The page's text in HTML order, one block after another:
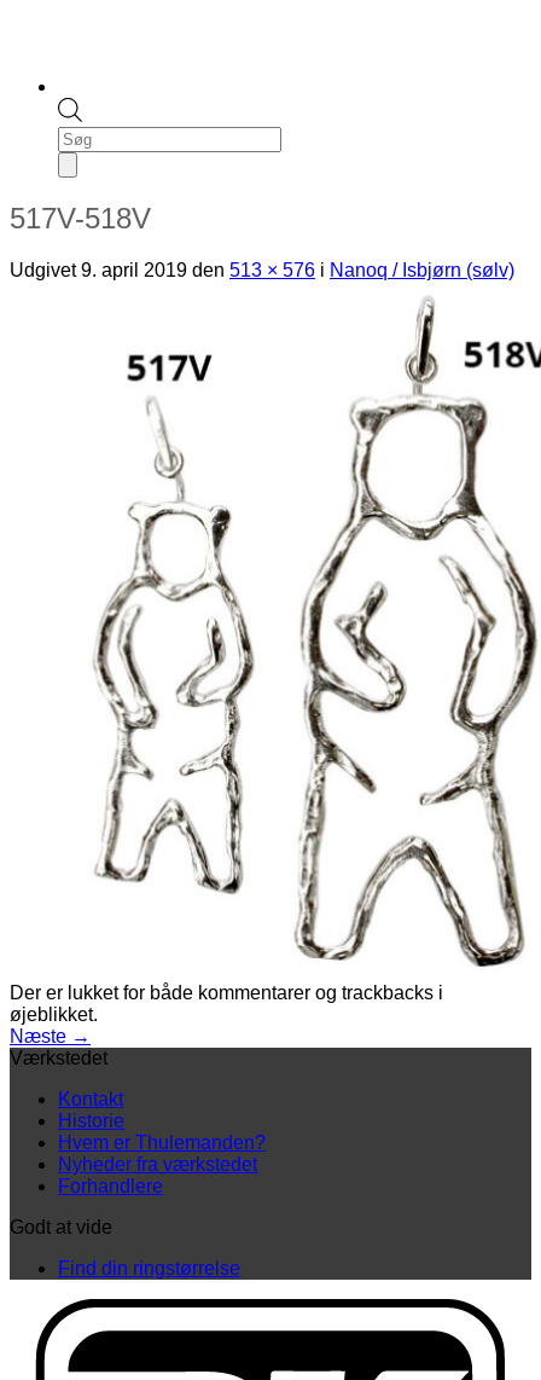
Products
search
517V-518V
Udgivet9. april 2019 den 513 × 576 i Nanoq / Isbjørn (sølv)
Der er lukket for både kommentarer og trackbacks i
øjeblikket.
Næste →
Værkstedet
Kontakt
Historie
Hvem er Thulemanden?
Nyheder fra værkstedet
Forhandlere
Godt at vide
Find din ringstørrelse